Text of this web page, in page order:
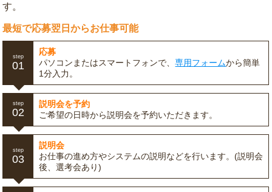
す。
最短で応募翌日からお仕事可能
step
01
応募
パソコンまたはスマートフォンで、専用フォームから簡単
1分入力。
step
02
説明会を予約
ご希望の日時から説明会を予約いただきます。
step
03
説明会
お仕事の進め方やシステムの説明などを行います。(説明会
後、選考会あり)